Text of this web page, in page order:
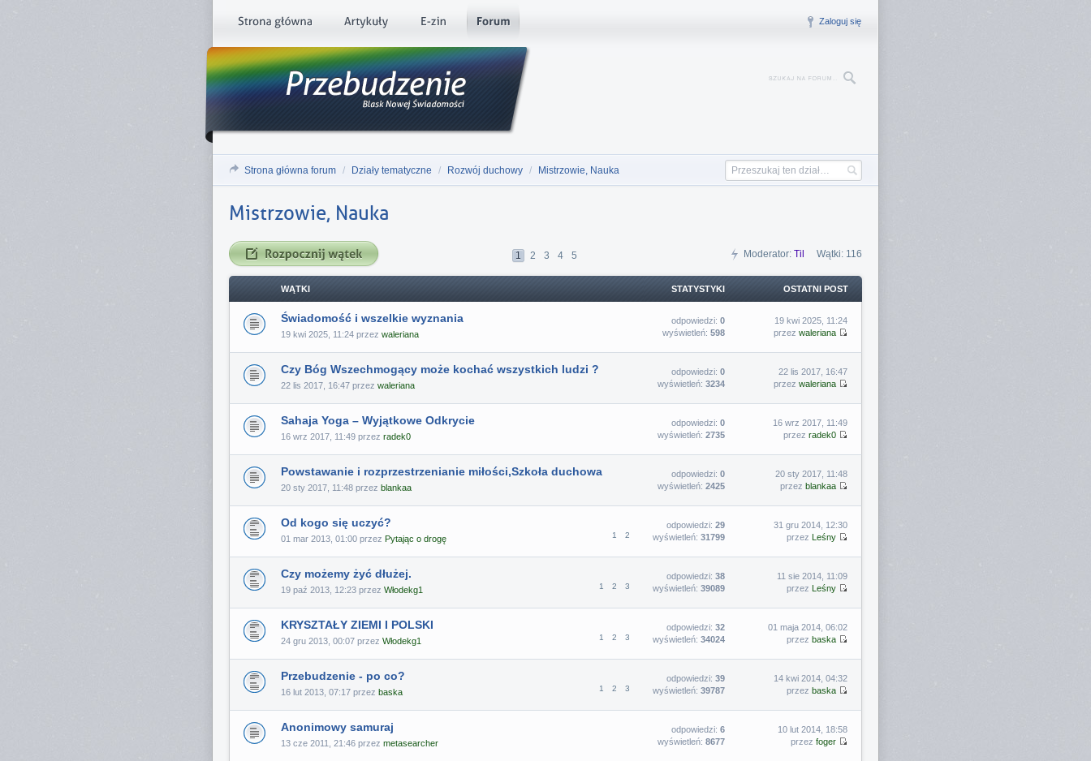
Zaloguj się
Strona główna forum / Działy tematyczne / Rozwój duchowy / Mistrzowie, Nauka
Mistrzowie, Nauka
Moderator: Til Wątki: 116
1 2 3 4 5
WĄTKI STATYSTYKI OSTATNI POST
Świadomość i wszelkie wyznania
19 kwi 2025, 11:24 przez waleriana
odpowiedzi: 0
wyświetleń: 598
19 kwi 2025, 11:24
przez waleriana
Czy Bóg Wszechmogący może kochać wszystkich ludzi ?
22 lis 2017, 16:47 przez waleriana
odpowiedzi: 0
wyświetleń: 3234
22 lis 2017, 16:47
przez waleriana
Sahaja Yoga – Wyjątkowe Odkrycie
16 wrz 2017, 11:49 przez radek0
odpowiedzi: 0
wyświetleń: 2735
16 wrz 2017, 11:49
przez radek0
Powstawanie i rozprzestrzenianie miłości,Szkoła duchowa
20 sty 2017, 11:48 przez blankaa
odpowiedzi: 0
wyświetleń: 2425
20 sty 2017, 11:48
przez blankaa
Od kogo się uczyć?
1 2
01 mar 2013, 01:00 przez Pytając o drogę
odpowiedzi: 29
wyświetleń: 31799
31 gru 2014, 12:30
przez Leśny
Czy możemy żyć dłużej.
1 2 3
19 paź 2013, 12:23 przez Włodekg1
odpowiedzi: 38
wyświetleń: 39089
11 sie 2014, 11:09
przez Leśny
KRYSZTAŁY ZIEMI I POLSKI
1 2 3
24 gru 2013, 00:07 przez Włodekg1
odpowiedzi: 32
wyświetleń: 34024
01 maja 2014, 06:02
przez baska
Przebudzenie - po co?
1 2 3
16 lut 2013, 07:17 przez baska
odpowiedzi: 39
wyświetleń: 39787
14 kwi 2014, 04:32
przez baska
Anonimowy samuraj
13 cze 2011, 21:46 przez metasearcher
odpowiedzi: 6
wyświetleń: 8677
10 lut 2014, 18:58
przez foger